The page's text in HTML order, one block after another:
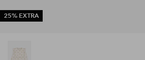
25% EXTRA